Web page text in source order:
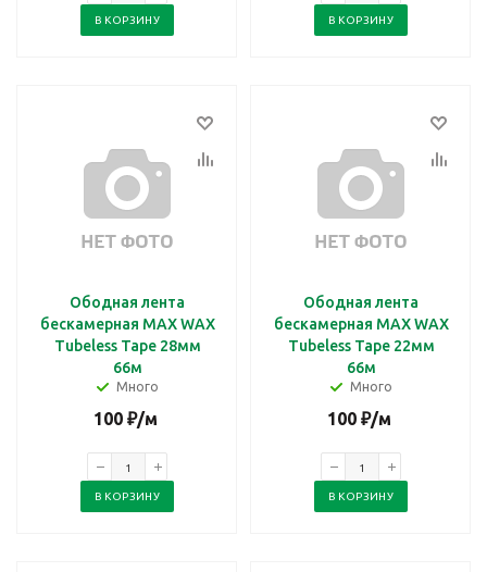
В КОРЗИНУ В КОРЗИНУ
Ободная лента
бескамерная MAX WAX
Tubeless Tape 28мм
66м
Много
100₽/м
В КОРЗИНУ
Ободная лента
бескамерная MAX WAX
Tubeless Tape 22мм
66м
Много
100₽/м
В КОРЗИНУ